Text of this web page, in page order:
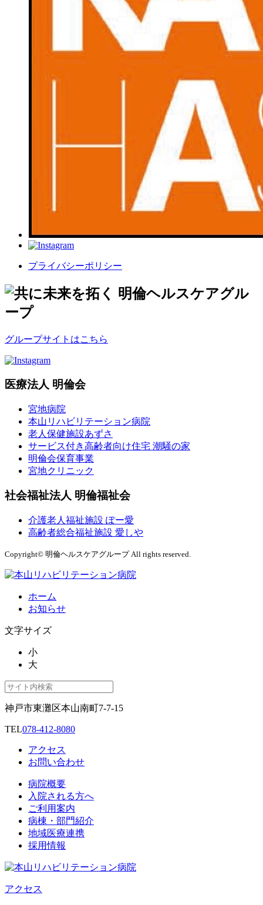
プライバシーポリシー
グループサイトはこちら
医療法人 明倫会
宮地病院
本山リハビリテーション病院
老人保健施設あずさ
サービス付き高齢者向け住宅 潮騒の家
明倫会保育事業
宮地クリニック
社会福祉法人 明倫福祉会
介護老人福祉施設 ぽー愛
高齢者総合福祉施設 愛しや
Copyright© 明倫ヘルスケアグループ All rights reserved.
ホーム
お知らせ
文字サイズ
小
大
神戸市東灘区本山南町7-7-15
TEL078-412-8080
アクセス
お問い合わせ
病院概要
入院される方へ
ご利用案内
病棟・部門紹介
地域医療連携
採用情報
アクセス